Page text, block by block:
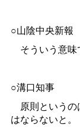
○山陰中央新報
そういう意味
○溝口知事
原則というの
はならないと。